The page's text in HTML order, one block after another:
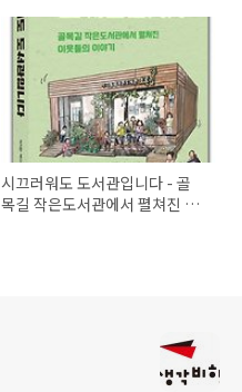
시끄러워도 도서관입니다 - 골
목길 작은도서관에서 펼쳐진 이